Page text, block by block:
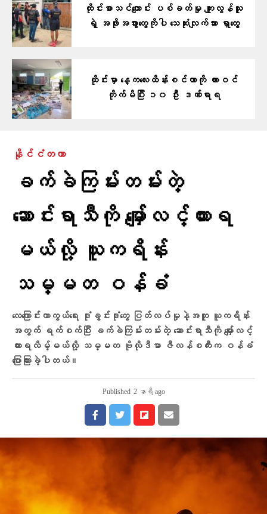
ထိုင်းစာသင်ကျောင်း ပစ်ခတ်မှု ကျူးလွန်သူ
ရဲ့ အဖိုးအဖွားတွေကိုပါ သေဆုံးလျက်သား ရှာတွေ့
ထိုင်းမှာ နေ့ကလေးထိန်းစင်တာကို ကားဝင်
တိုက်မိပြီး ၁၀ ဦး ဒဏ်ရာရ
နိုင်ငံတကာ
ခက်ခဲကြမ်းတမ်းတဲ့
ဆောင်းရာသီကို မျှော်လင့်ထားရ
မယ်လို့ ယူကရိန်း
သမ္မတ ဝန်ခံ
လေကြောင်းကာကွယ်ရေး ဒုံးခွင်းဒုံးတွေ ပြတ်လပ်မှုနဲ့အတူ ယူကရိန်း
အတွက် ရက်စက်ပြီး ခက်ခဲကြမ်းတမ်းတဲ့ ဆောင်းရာသီကို မျှော်လင့်
ထားရလိမ့်မယ်လို့ သမ္မတ ဗိုလိုဒီမာ ဇီလန်စကီးက ဝန်ခံ
ပြောကြားခဲ့ပါတယ်။
Published 2 နာရီ ago